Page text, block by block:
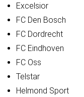
Excelsior
FC Den Bosch
FC Dordrecht
FC Eindhoven
FC Oss
Telstar
Helmond Sport